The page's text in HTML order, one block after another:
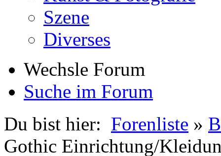
Szene
Diverses
Wechsle Forum
Suche im Forum
Du bist hier: Forenliste »
Gothic Einrichtung/